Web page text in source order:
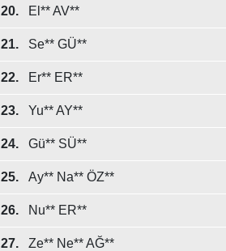
20. El** AV**
21. Se** GÜ**
22. Er** ER**
23. Yu** AY**
24. Gü** SÜ**
25. Ay** Na** ÖZ**
26. Nu** ER**
27. Ze** Ne** AĞ**